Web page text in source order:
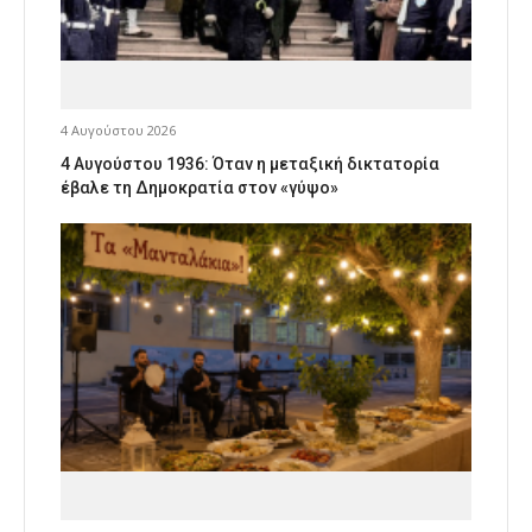
4 Αυγούστου 2026
4 Αυγούστου 1936: Όταν η μεταξική δικτατορία
έβαλε τη Δημοκρατία στον «γύψο»